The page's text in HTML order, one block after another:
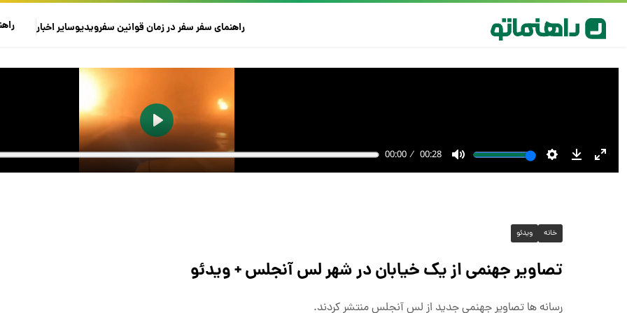
راهنمای سفرسفر در زمانقوانین سفرویدیوسایراخبار
خانه ویدئو
تصاویر جهنمی از یک خیابان در شهر لس آنجلس + ویدئو
رسانه ها تصاویر جهنمی جدید از لس آنجلس منتشر کردند.